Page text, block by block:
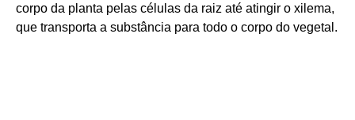
corpo da planta pelas células da raiz até atingir o xilema,
que transporta a substância para todo o corpo do vegetal.